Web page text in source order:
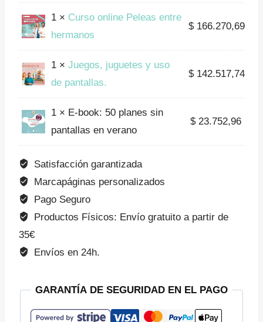
1 × Curso online Peleas entre
hermanos
$166.270,69
1 × Juegos, juguetes y uso
de pantallas.
$142.517,74
1 × E-book: 50 planes sin
pantallas en verano
$23.752,96
Satisfacción garantizada
Marcapáginas personalizados
Pago Seguro
Productos Físicos: Envío gratuito a partir de
35€
Envíos en 24h.
GARANTÍA DE SEGURIDAD EN EL PAGO